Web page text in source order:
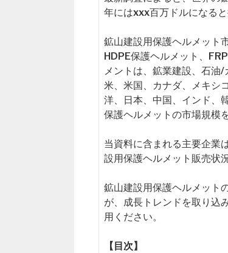
年にはxxx百万ドルになる
鉱山建設用保護ヘルメット
HDPE保護ヘルメット、
メントは、鉱業建設、石油
米、米国、カナダ、メキシ
洋、日本、中国、インド、
保護ヘルメットの市場規模
当資料に含まれる主要企
設用保護ヘルメット販売状
鉱山建設用保護ヘルメット
が、成長トレンドを取り込
用ください。
【目次】